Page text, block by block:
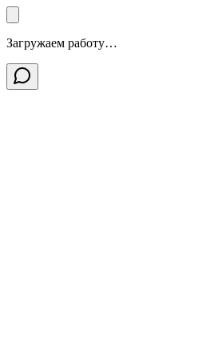
Загружаем работу…